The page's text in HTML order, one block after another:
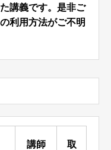
講義です。是非ご
利用方法がご不明
講師
取